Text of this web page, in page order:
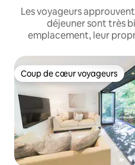
Les voyageurs
déjeuner sont très
emplacement, leur
Coup de cœur voyageurs
Coup de cœur voyageurs